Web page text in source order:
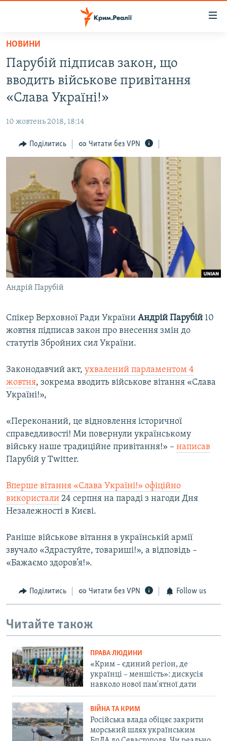
Перейти
основного
матеріалу
Перейти
до
основної
Перейти
до
НОВИНИ
ВОДА.КРИМ
ВІДЕО ТА ФОТО
БЛОГИ
ПОГЛЯД
ВСЕ ЗА ДЕНЬ
СПЕЦПРОЕКТИ
ДЕПОРТАЦІЯ
ВІДЕОУРОКИ «ELIFBE»
СВІДЧЕННЯ ОКУПАЦІЇ
УКРАЇНСЬКА ПРОБЛЕМА КРИМУ
ІНФОГРАФІКА
ЯК ОБІЙТИ БЛОКУВАННЯ
Русский
Qırımtatar
ДОЛУЧАЙСЯ!
Усі сайти RFE/RL
НОВИНИ
Парубій підписав закон, що
вводить військове привітання
«Слава Україні!»
10 жовтень 2018, 18:14
Поділитись Читати без VPN
Андрій Парубій
Спікер Верховної Ради України Андрій Парубій 10
жовтня підписав закон про внесення змін до
статутів Збройних сил України.
Законодавчий акт, ухвалений парламентом 4
жовтня, зокрема вводить військове вітання «Слава
Україні!»,
«Переконаний, це відновлення історичної
справедливості! Ми повернули українському
війську наше традиційне привітання!» – написав
Парубій у Twitter.
Вперше вітання «​Слава Україні!» офіційно
використали 24 серпня на параді з нагоди Дня
Незалежності в Києві.
Раніше військове вітання в українській армії
звучало «Здрастуйте, товариші!», а відповідь –
«Бажаємо здоров’я!».
Поділитись Читати без VPN Follow us
Читайте також
ПРАВА ЛЮДИНИ
«Крим – єдиний регіон, де
українці – меншість»: дискусія
навколо нової пам'ятної дати
ВІЙНА ТА КРИМ
Російська влада обіцяє закрити
морський шлях українським